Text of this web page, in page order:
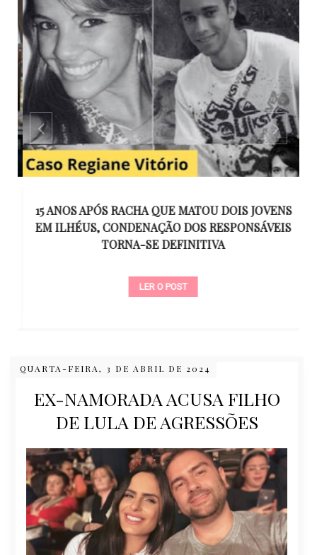
15 ANOS APÓS RACHA QUE MATOU DOIS JOVENS
EM ILHÉUS, CONDENAÇÃO DOS RESPONSÁVEIS
TORNA-SE DEFINITIVA
LER O POST
QUARTA-FEIRA, 3 DE ABRIL DE 2024
EX-NAMORADA ACUSA FILHO
DE LULA DE AGRESSÕES